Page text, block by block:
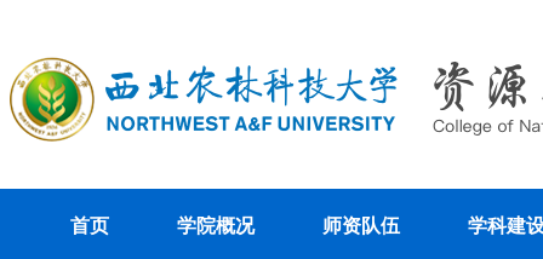
首页 学院概况 师资队伍 学科建